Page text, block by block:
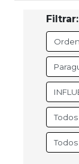
Filtrar: